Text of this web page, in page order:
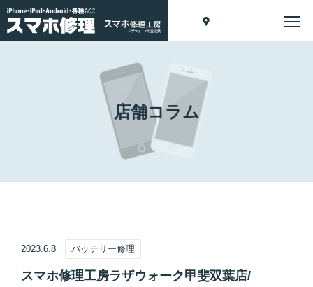
店舗コラム
2023.6.8 バッテリー修理
スマホ修理工房ラザウォーク甲斐双葉店/